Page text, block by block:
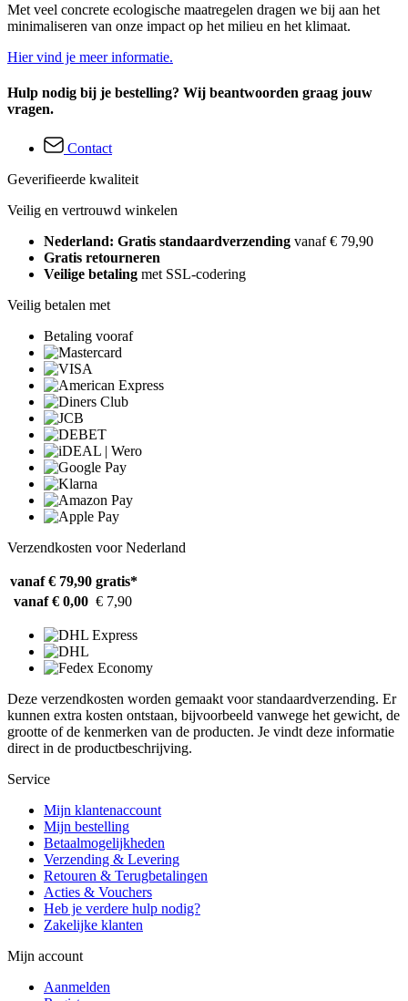
Met veel concrete ecologische maatregelen dragen we bij aan het
minimaliseren van onze impact op het milieu en het klimaat.
Hier vind je meer informatie.
Hulp nodig bij je bestelling? Wij beantwoorden graag jouw
vragen.
Contact
Geverifieerde kwaliteit
Veilig en vertrouwd winkelen
Nederland: Gratis standaardverzending vanaf € 79,90
Gratis retourneren
Veilige betaling met SSL-codering
Veilig betalen met
Betaling vooraf
Verzendkosten voor Nederland
vanaf € 79,90 gratis*
vanaf € 0,00 € 7,90
Deze verzendkosten worden gemaakt voor standaardverzending. Er
kunnen extra kosten ontstaan, bijvoorbeeld vanwege het gewicht, de
grootte of de kenmerken van de producten. Je vindt deze informatie
direct in de productbeschrijving.
Service
Mijn klantenaccount
Mijn bestelling
Betaalmogelijkheden
Verzending & Levering
Retouren & Terugbetalingen
Acties & Vouchers
Heb je verdere hulp nodig?
Zakelijke klanten
Mijn account
Aanmelden